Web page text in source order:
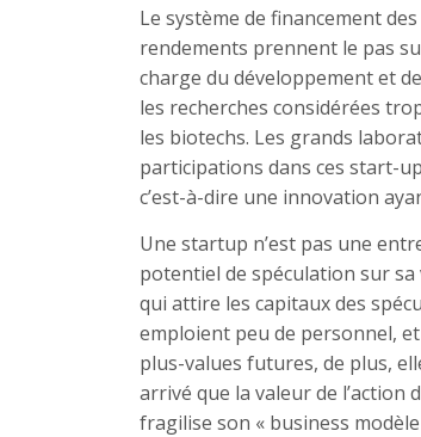
Le système de financement
rendements prennent le pas
charge du développement et
les recherches considérées
les biotechs. Les grands
participations dans ces start-
c’est-à-dire une innovation
Une startup n’est pas une
potentiel de spéculation sur
qui attire les capitaux des
emploient peu de personnel,
plus-values futures, de plus,
arrivé que la valeur de l’action
fragilise son « business modèle